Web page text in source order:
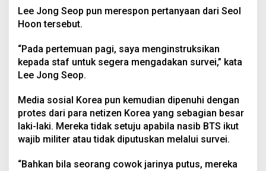
Lee Jong Seop pun merespon pertanyaan dari Seol
Hoon tersebut.
“Pada pertemuan pagi, saya menginstruksikan
kepada staf untuk segera mengadakan survei,” kata
Lee Jong Seop.
Media sosial Korea pun kemudian dipenuhi dengan
protes dari para netizen Korea yang sebagian besar
laki-laki. Mereka tidak setuju apabila nasib BTS ikut
wajib militer atau tidak diputuskan melalui survei.
“Bahkan bila seorang cowok jarinya putus, mereka